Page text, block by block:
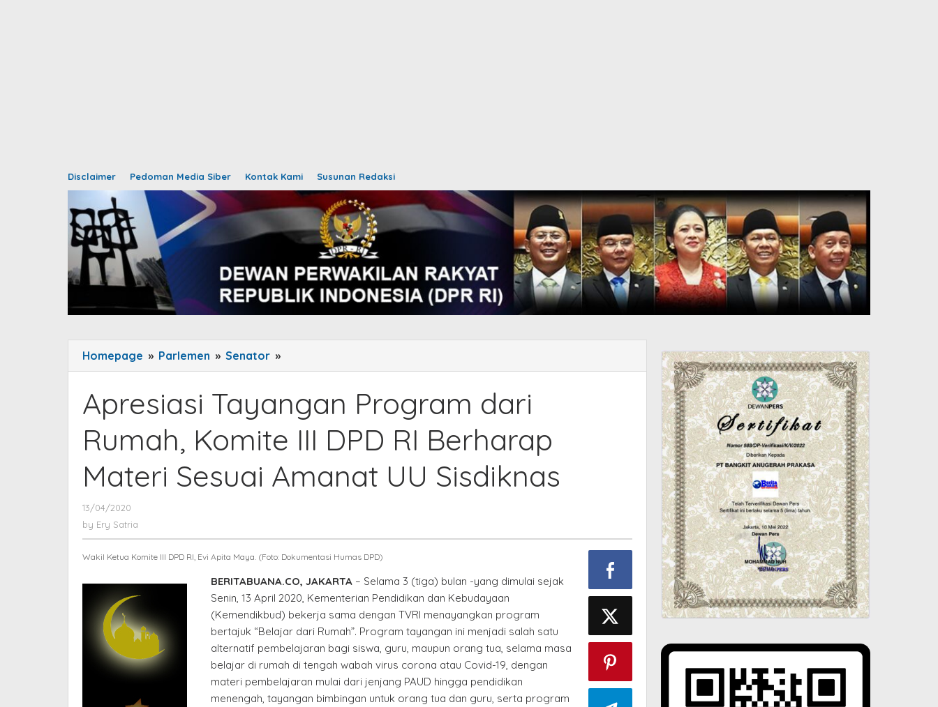
Disclaimer Pedoman Media Siber Kontak Kami Susunan Redaksi
Homepage » Parlemen » Senator »
Tayangan
dari
Rumah,
Komite
DPD
RI
Sesuai
Amanat
Sisdiknas
Apresiasi Tayangan Program dari
Rumah, Komite III DPD RI Berharap
Materi Sesuai Amanat UU Sisdiknas
13/04/2020
by Ery Satria
Wakil Ketua Komite III DPD RI, Evi Apita Maya. (Foto: Dokumentasi Humas DPD)
BERITABUANA.CO, JAKARTA– Selama 3 (tiga) bulan -yang dimulai sejak
Senin, 13 April 2020, Kementerian Pendidikan dan Kebudayaan
(Kemendikbud) bekerja sama dengan TVRI menayangkan program
bertajuk “Belajar dari Rumah”. Program tayangan ini menjadi salah satu
alternatif pembelajaran bagi siswa, guru, maupun orang tua, selama masa
belajar di rumah di tengah wabah virus corona atau Covid-19, dengan
materi pembelajaran mulai dari jenjang PAUD hingga pendidikan
menengah, tayangan bimbingan untuk orang tua dan guru, serta program